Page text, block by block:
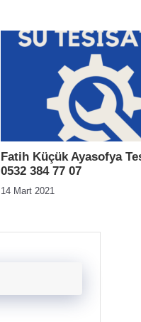
Fatih Küçük Ayasofya
0532 384 77 07
14 Mart 2021